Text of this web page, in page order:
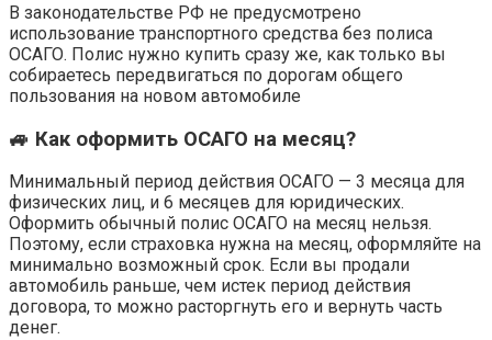
В законодательстве РФ не предусмотрено
использование транспортного средства без полиса
ОСАГО. Полис нужно купить сразу же, как только вы
собираетесь передвигаться по дорогам общего
пользования на новом автомобиле
🚙 Как оформить ОСАГО на месяц?
Минимальный период действия ОСАГО — 3 месяца для
физических лиц, и 6 месяцев для юридических.
Оформить обычный полис ОСАГО на месяц нельзя.
Поэтому, если страховка нужна на месяц, оформляйте на
минимально возможный срок. Если вы продали
автомобиль раньше, чем истек период действия
договора, то можно расторгнуть его и вернуть часть
денег.